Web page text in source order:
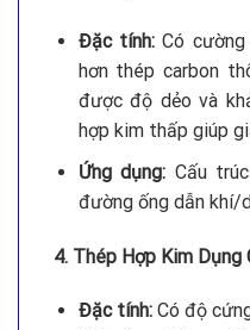
Đặc tính: Có
hơn thép carbon
được độ dẻo và
hợp kim thấp giúp
Ứng dụng: Cấu
đường ống dẫn khí/
4. Thép Hợp Kim
Đặc tính:Có độ